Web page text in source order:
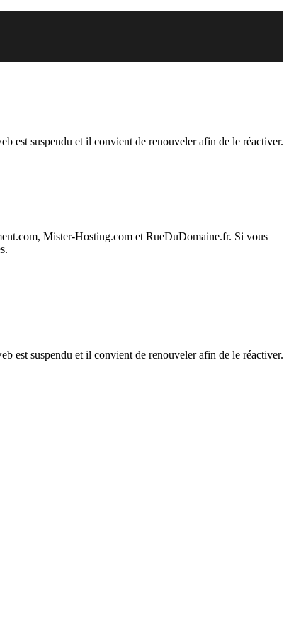
est suspendu et il convient de renouveler afin de le réactiver.
Mister-Hosting.com et RueDuDomaine.fr. Si vous
est suspendu et il convient de renouveler afin de le réactiver.